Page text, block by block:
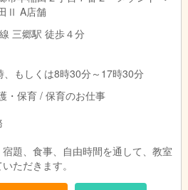
Ⅱ A店舗
三郷駅 徒歩４分
、もしくは8時30分～17時30分
・保育 / 保育のお仕事
題、食事、自由時間を通して、教室
ただきます。